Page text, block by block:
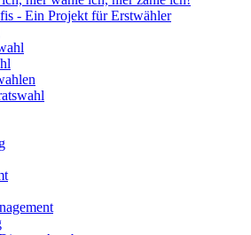
- Ein Projekt für Erstwähler